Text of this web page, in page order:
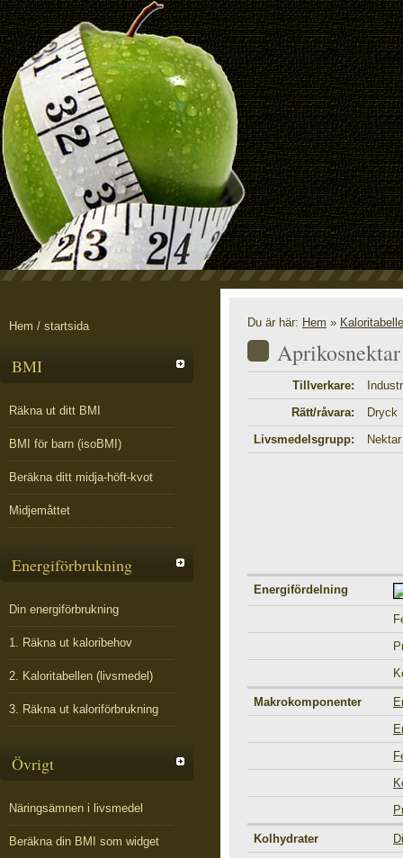
Hem / startsida
BMI
Räkna ut ditt BMI
BMI för barn (isoBMI)
Beräkna ditt midja-höft-kvot
Midjemåttet
Energiförbrukning
Din energiförbrukning
1. Räkna ut kaloribehov
2. Kaloritabellen (livsmedel)
3. Räkna ut kaloriförbrukning
Övrigt
Näringsämnen i livsmedel
Beräkna din BMI som widget
Du är här: Hem »
Tillverkare:
Rätt/råvara:
Dryck
Livsmedelsgrupp:
Nektar
Energifördelning
Makrokomponenter
Kolhydrater